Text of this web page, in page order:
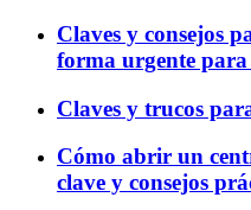
Claves y consejos
forma urgente para
Claves y trucos
Cómo abrir un
clave y consejos